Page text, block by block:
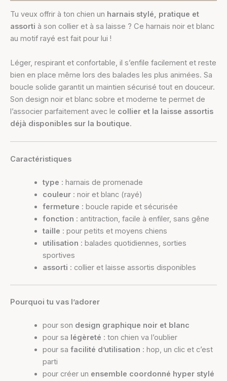
Tu veux offrir à ton chien un harnais stylé, pratique et
assorti à son collier et à sa laisse ? Ce harnais noir et blanc
au motif rayé est fait pour lui !
Léger, respirant et confortable, il s’enfile facilement et reste
bien en place même lors des balades les plus animées. Sa
boucle solide garantit un maintien sécurisé tout en douceur.
Son design noir et blanc sobre et moderne te permet de
l’associer parfaitement avec le collier et la laisse assortis
déjà disponibles sur la boutique.
Caractéristiques
type : harnais de promenade
couleur: noir et blanc (rayé)
fermeture : boucle rapide et sécurisée
fonction : antitraction, facile à enfiler, sans gêne
taille : pour petits et moyens chiens
utilisation : balades quotidiennes, sorties
sportives
assorti : collier et laisse assortis disponibles
Pourquoi tu vas l’adorer
pour son design graphique noir et blanc
pour sa légèreté : ton chien va l’oublier
pour sa facilité d’utilisation : hop, un clic et c’est
parti
pour créer un ensemble coordonné hyper stylé